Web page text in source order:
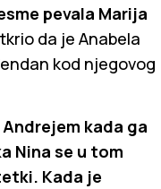
pevala Marija
da je Anabela
kod njegovog
kada ga
Nina se u tom
Kada je